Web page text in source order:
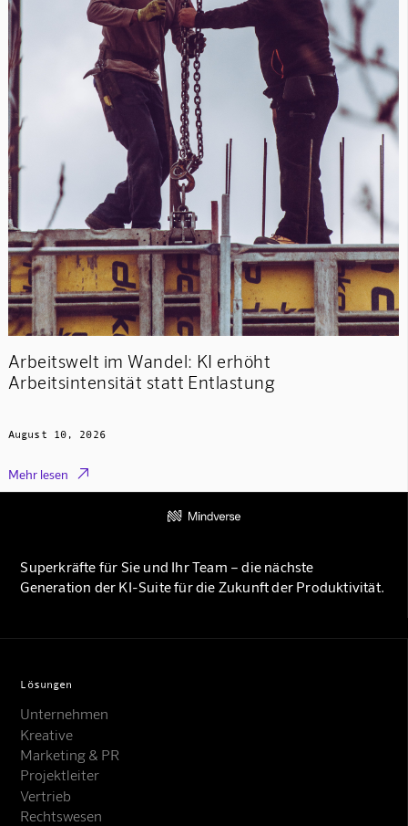
Arbeitswelt im Wandel: KI erhöht
Arbeitsintensität statt Entlastung
August 10, 2026
Mehr lesen 
Superkräfte für Sie und Ihr Team – die nächste
Generation der KI-Suite für die Zukunft der Produktivität.
Lösungen
Unternehmen
Kreative
Marketing & PR
Projektleiter
Vertrieb
Rechtswesen